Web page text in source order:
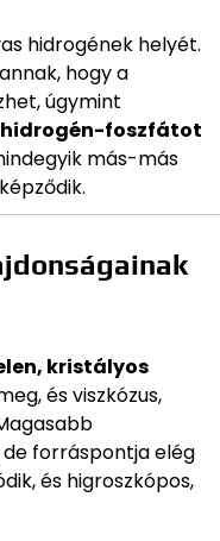
hidrogének helyét.
hogy a
úgymint
hidrogén-foszfátot
más-más
kristályos
és viszkózus,
forráspontja elég
és higroszkópos,